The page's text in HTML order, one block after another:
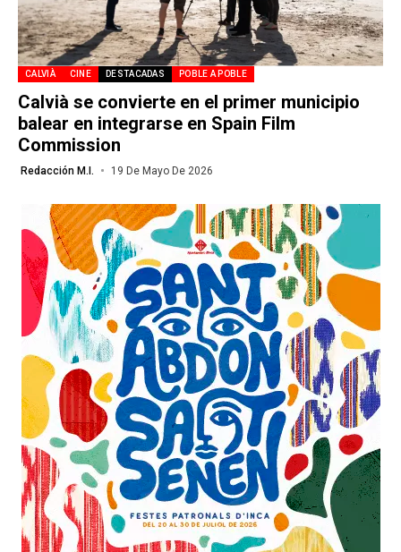
CALVIÀ CINE DESTACADAS POBLE A POBLE
Calvià se convierte en el primer municipio
balear en integrarse en Spain Film
Commission
Redacción M.I. 19 De Mayo De 2026